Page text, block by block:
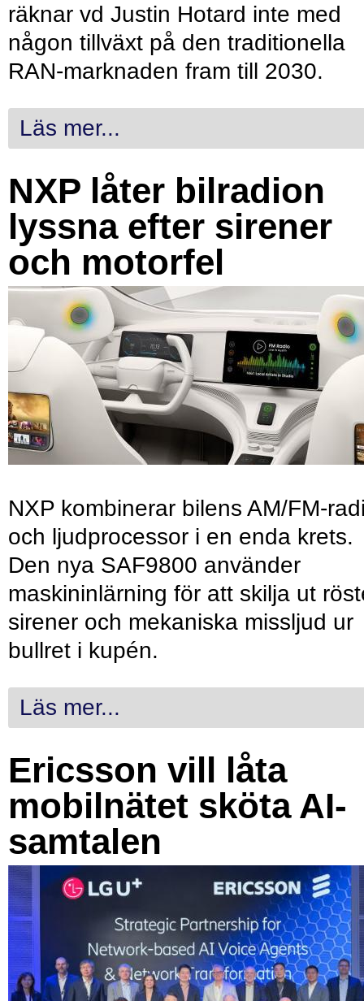
räknar vd Justin Hotard inte med
någon tillväxt på den traditionella
RAN-marknaden fram till 2030.
Läs mer...
NXP låter bilradion
lyssna efter sirener
och motorfel
NXP kombinerar bilens AM/FM-
och ljudprocessor i en enda krets.
Den nya SAF9800 använder
maskininlärning för att skilja ut
sirener och mekaniska missljud ur
bullret i kupén.
Läs mer...
Ericsson vill låta
mobilnätet sköta AI-
samtalen